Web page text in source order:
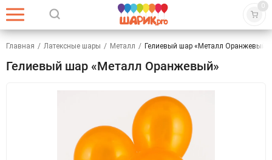
0
Главная / Латексные шары / Металл / Гелиевый шар «Металл Оранжевый»
Гелиевый шар «Металл Оранжевый»